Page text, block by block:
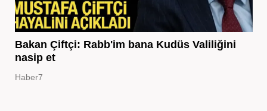
Bakan Çiftçi: Rabb'im bana Kudüs Valiliğini
nasip et
Haber7